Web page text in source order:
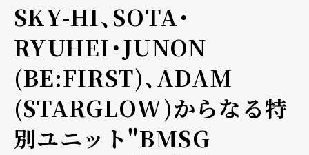
SKY-HI、SOTA・
RYUHEI・JUNON
(BE:FIRST)、ADAM
(STARGLOW)からなる特
別ユニット"BMSG